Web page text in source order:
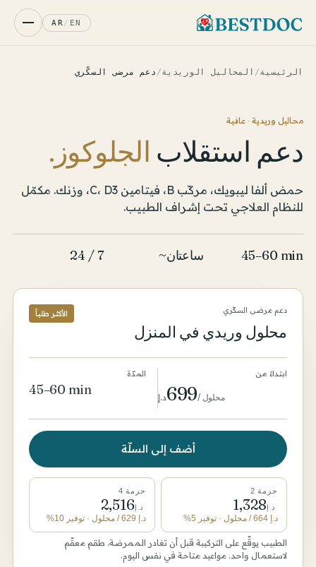
EN
/
AR
الرئيسية/ المحاليل الوريدية/ دعم مرضى السكّري
محاليل وريدية · عافية
دعم استقلاب الجلوكوز.
حمض ألفا ليبويك، مركّب B، فيتامين C، D3، وزنك. مكمّل
للنظام العلاجي تحت إشراف الطبيب.
45–60 min ~ساعتان 24 / 7
دعم مرضى السكّري
محلول وريدي في المنزل
الأكثر طلباً
ابتداءً من
د.إ699/ محلول
المدّة
45–60 min
أضف إلى السلّة
حزمة 2
د.إ1,328
د.إ 664/ محلول · توفير 5%
حزمة 4
د.إ2,516
د.إ 629/ محلول · توفير 10%
الطبيب يوقّع على التركيبة قبل أن تغادر الممرضة. طقم معقّم
لاستعمال واحد. مواعيد متاحة في نفس اليوم.